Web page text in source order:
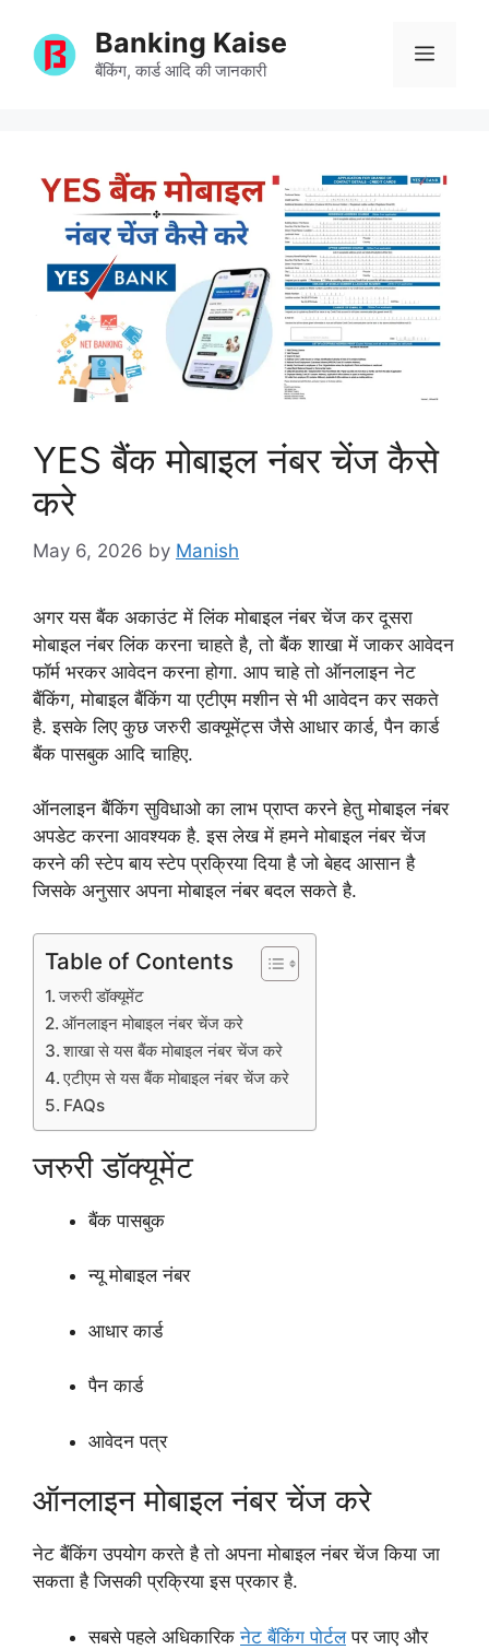
content
Banking Kaise
बैंकिंग, कार्ड आदि की जानकारी
Menu
YES बैंक मोबाइल नंबर चेंज कैसे
करे
May 6, 2026 by Manish
अगर यस बैंक अकाउंट में लिंक मोबाइल नंबर चेंज कर दूसरा
मोबाइल नंबर लिंक करना चाहते है, तो बैंक शाखा में जाकर आवेदन
फॉर्म भरकर आवेदन करना होगा. आप चाहे तो ऑनलाइन नेट
बैंकिंग, मोबाइल बैंकिंग या एटीएम मशीन से भी आवेदन कर सकते
है. इसके लिए कुछ जरुरी डाक्यूमेंट्स जैसे आधार कार्ड, पैन कार्ड
बैंक पासबुक आदि चाहिए.
ऑनलाइन बैंकिंग सुविधाओ का लाभ प्राप्त करने हेतु मोबाइल नंबर
अपडेट करना आवश्यक है. इस लेख में हमने मोबाइल नंबर चेंज
करने की स्टेप बाय स्टेप प्रक्रिया दिया है जो बेहद आसान है
जिसके अनुसार अपना मोबाइल नंबर बदल सकते है.
Table of Contents
जरुरी डॉक्यूमेंट
ऑनलाइन मोबाइल नंबर चेंज करे
शाखा से यस बैंक मोबाइल नंबर चेंज करे
एटीएम से यस बैंक मोबाइल नंबर चेंज करे
FAQs
जरुरी डॉक्यूमेंट
बैंक पासबुक
न्यू मोबाइल नंबर
आधार कार्ड
पैन कार्ड
आवेदन पत्र
ऑनलाइन मोबाइल नंबर चेंज करे
नेट बैंकिंग उपयोग करते है तो अपना मोबाइल नंबर चेंज किया जा
सकता है जिसकी प्रक्रिया इस प्रकार है.
सबसे पहले अधिकारिकनेट बैंकिंग पोर्टलपर जाए और